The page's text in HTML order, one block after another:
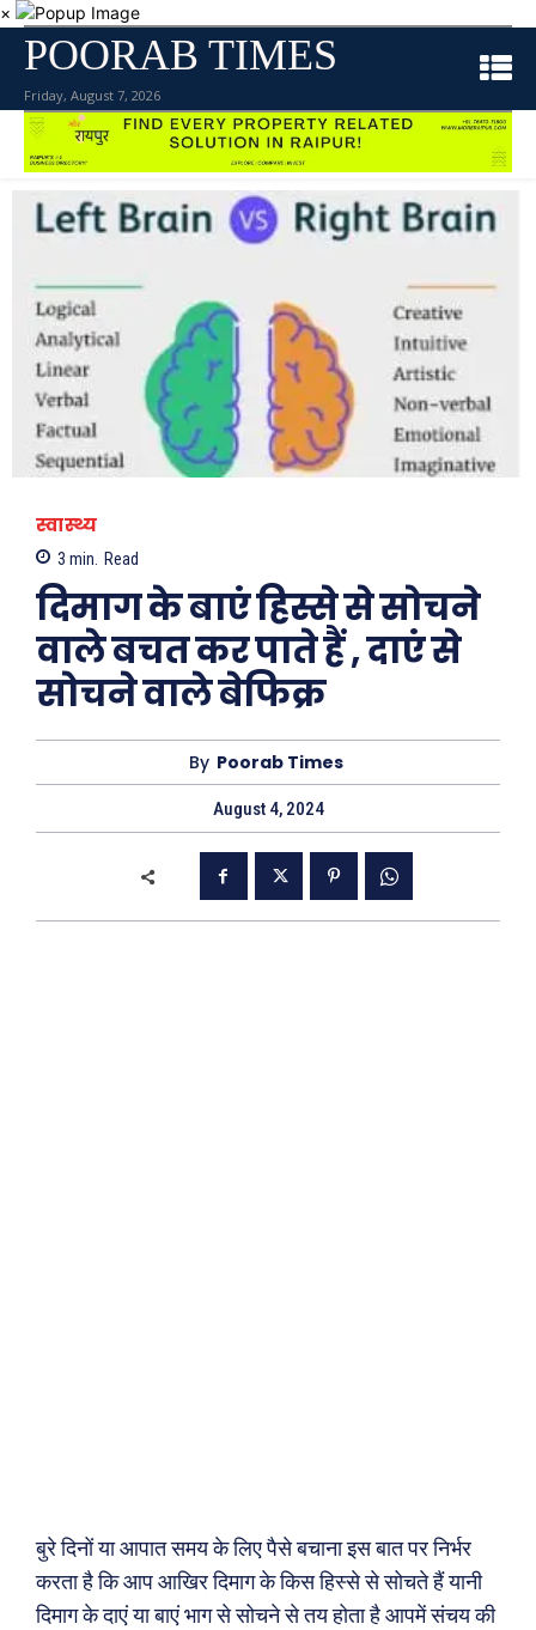
×
POORAB TIMES
Friday, August 7, 2026
स्वास्थ्य
3 min. Read
दिमाग के बाएं हिस्से से सोचने
वाले बचत कर पाते हैं , दाएं से
सोचने वाले बेफिक्र
By Poorab Times
August 4, 2024
बुरे दिनों या आपात समय के लिए पैसे बचाना इस बात पर निर्भर
करता है कि आप आखिर दिमाग के किस हिस्से से सोचते हैं यानी
दिमाग के दाएं या बाएं भाग से सोचने से तय होता है आपमें संचय की